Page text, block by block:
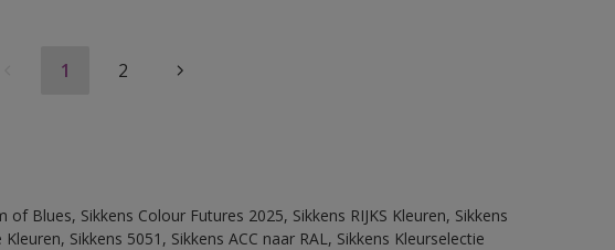
1 2
Blues, Sikkens Colour Futures 2025, Sikkens RIJKS Kleuren, Sikkens
Sikkens 5051, Sikkens ACC naar RAL, Sikkens Kleurselectie